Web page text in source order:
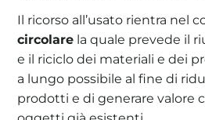
Il ricorso all’usato rientra nel
circolare la quale prevede il
e il riciclo dei materiali e dei
a lungo possibile al fine di
prodotti e di generare valore